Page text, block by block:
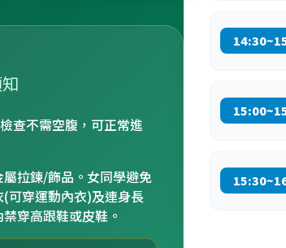
查不需空腹，可正常進
拉鍊/飾品。女同學避免
可穿運動內衣)及連身長
穿高跟鞋或皮鞋。